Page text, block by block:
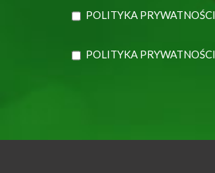
POLITYKA PRYWATNOŚCI
POLITYKA PRYWATNOŚCI